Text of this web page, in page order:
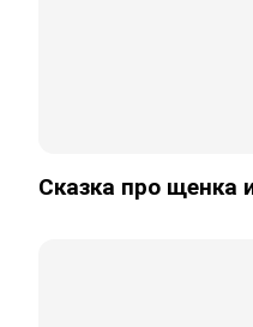
Сказка про щенка